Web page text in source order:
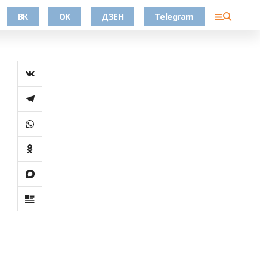
ВК OK ДЗЕН Telegram